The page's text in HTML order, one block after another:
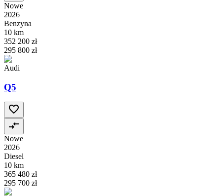
Nowe
2026
Benzyna
10 km
352 200 zł
295 800 zł
Audi
Q5
Nowe
2026
Diesel
10 km
365 480 zł
295 700 zł